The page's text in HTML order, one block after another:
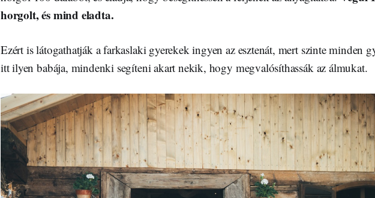
horgolt, és mind eladta.
Ezért is látogathatják a farkaslaki gyerekek ingyen az esztenát, mert szinte minden
itt ilyen babája, mindenki segíteni akart nekik, hogy megvalósíthassák az álmukat.